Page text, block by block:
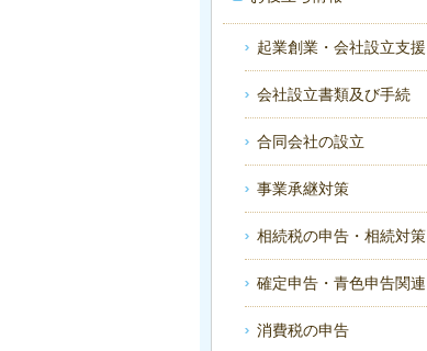
起業創業・会社設立支援
会社設立書類及び手続
合同会社の設立
事業承継対策
相続税の申告・相続対策
確定申告・青色申告関連
消費税の申告